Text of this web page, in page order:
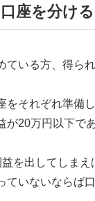
座を分ける
ている方、得ら
をそれぞれ準備
が20万円以下で
を出してしま
ていないならば